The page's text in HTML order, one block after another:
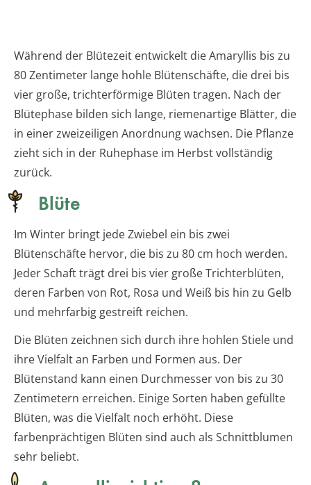
Während der Blütezeit entwickelt die Amaryllis bis zu
80 Zentimeter lange hohle Blütenschäfte, die drei bis
vier große, trichterförmige Blüten tragen. Nach der
Blütephase bilden sich lange, riemenartige Blätter, die
in einer zweizeiligen Anordnung wachsen. Die Pflanze
zieht sich in der Ruhephase im Herbst vollständig
zurück.
Blüte
Im Winter bringt jede Zwiebel ein bis zwei
Blütenschäfte hervor, die bis zu 80 cm hoch werden.
Jeder Schaft trägt drei bis vier große Trichterblüten,
deren Farben von Rot, Rosa und Weiß bis hin zu Gelb
und mehrfarbig gestreift reichen.
Die Blüten zeichnen sich durch ihre hohlen Stiele und
ihre Vielfalt an Farben und Formen aus. Der
Blütenstand kann einen Durchmesser von bis zu 30
Zentimetern erreichen. Einige Sorten haben gefüllte
Blüten, was die Vielfalt noch erhöht. Diese
farbenprächtigen Blüten sind auch als Schnittblumen
sehr beliebt.